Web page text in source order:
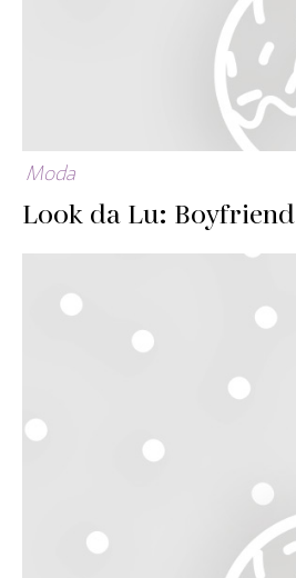
Moda
Look da Lu: Boyfriend